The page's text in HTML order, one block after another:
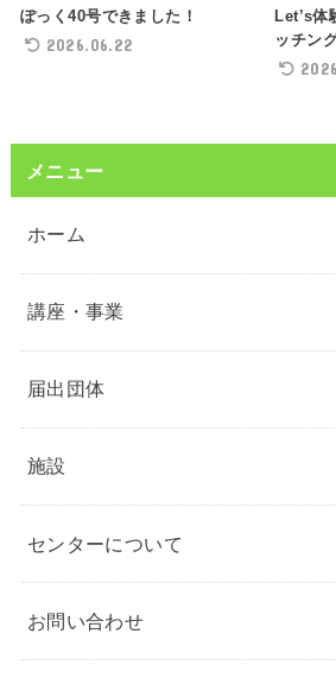
ぽっく40号できました！
2026.06.22
Let’s
ッチン
メニュー
ホーム
講座・事業
届出団体
施設
センターについて
お問い合わせ